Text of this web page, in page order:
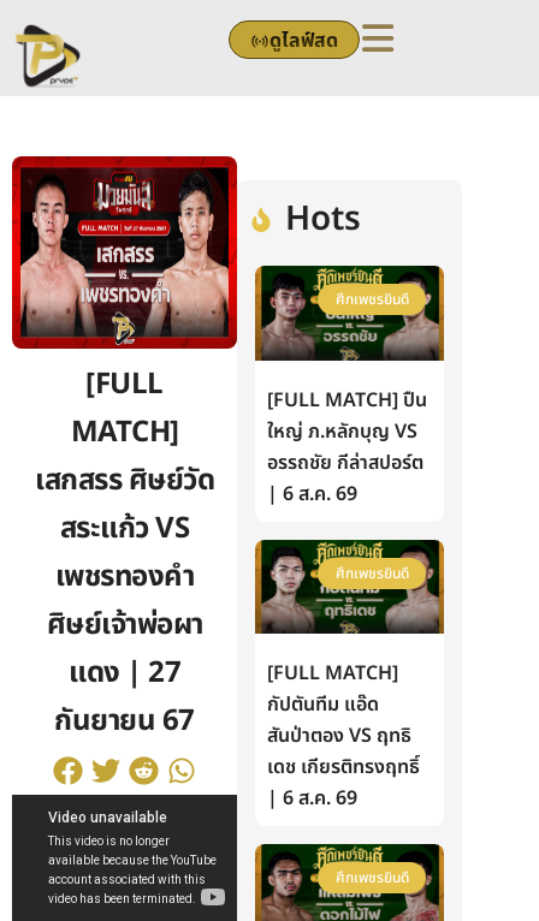
to
content
ดูไลฟ์สด
[FULL
MATCH]
เสกสรร ศิษย์วัด
สระแก้ว VS
เพชรทองคำ
ศิษย์เจ้าพ่อผา
แดง | 27
กันยายน 67
Hots
ศึกเพชรยินดี
[FULL MATCH] ปืน
ใหญ่ ภ.หลักบุญ VS
อรรถชัย กีล่าสปอร์ต
| 6 ส.ค. 69
ศึกเพชรยินดี
[FULL MATCH]
กัปตันทีม แอ๊ด
สันป่าตอง VS ฤทธิ
เดช เกียรติทรงฤทธิ์
| 6 ส.ค. 69
ศึกเพชรยินดี